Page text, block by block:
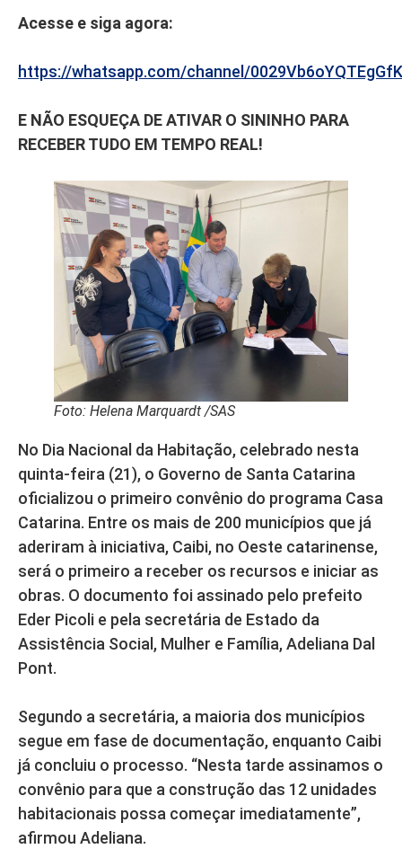
Acesse e siga agora:
https://whatsapp.com/channel/
E NÃO ESQUEÇA DE ATIVAR O SININHO PARA
RECEBER TUDO EM TEMPO REAL!
Foto: Helena Marquardt /SAS
No Dia Nacional da Habitação, celebrado nesta
quinta-feira (21), o Governo de Santa Catarina
oficializou o primeiro convênio do programa Casa
Catarina. Entre os mais de 200 municípios que já
aderiram à iniciativa, Caibi, no Oeste catarinense,
será o primeiro a receber os recursos e iniciar as
obras. O documento foi assinado pelo prefeito
Eder Picoli e pela secretária de Estado da
Assistência Social, Mulher e Família, Adeliana Dal
Pont.
Segundo a secretária, a maioria dos municípios
segue em fase de documentação, enquanto Caibi
já concluiu o processo. “Nesta tarde assinamos o
convênio para que a construção das 12 unidades
habitacionais possa começar imediatamente”,
afirmou Adeliana.